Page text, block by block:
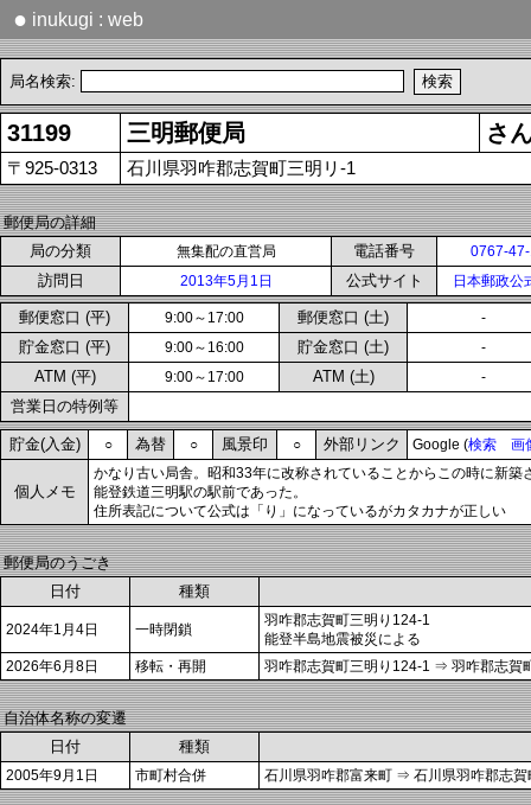
● inukugi : web
局名検索:
31199 三明郵便局 さ
〒925-0313 石川県羽咋郡志賀町三明リ-1
郵便局の詳細
局の分類
無集配の直営局 電話番号 0767-
訪問日 2013年5月1日 公式サイト 日本郵政公
郵便窓口 (平) 9:00～17:00 郵便窓口 (土) -
貯金窓口 (平) 9:00～16:00 貯金窓口 (土) -
ATM (平) 9:00～17:00 ATM (土) -
営業日の特例等
貯金(入金) ○ 為替 ○ 風景印 ○ 外部リンク Google (検索 画
個人メモ
かなり古い局舎。昭和33年に改称されていることからこの時に新
能登鉄道三明駅の駅前であった。
住所表記について公式は「り」になっているがカタカナが正しい
郵便局のうごき
日付
種類
2024年1月4日 一時閉鎖
羽咋郡志賀町三明り124-1
能登半島地震被災による
2026年6月8日
移転・再開 羽咋郡志賀町三明り124-1 ⇒ 羽咋郡志賀
自治体名称の変遷
日付
種類
2005年9月1日 市町村合併 石川県羽咋郡富来町 ⇒ 石川県羽咋郡志賀